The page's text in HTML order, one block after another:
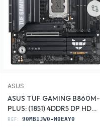
ASUS
ASUS TUF GAMING B860M-
PLUS: (1851) 4DDR5 DP HDMI
mATX
REF: 90MB1JW0-M0EAY0